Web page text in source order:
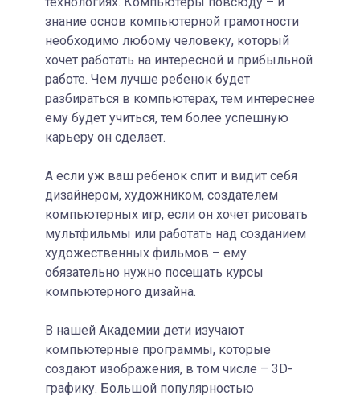
знание основ компьютерной грамотности
необходимо любому человеку, который
хочет работать на интересной и прибыльной
работе. Чем лучше ребенок будет
разбираться в компьютерах, тем интереснее
ему будет учиться, тем более успешную
карьеру он сделает.
А если уж ваш ребенок спит и видит себя
дизайнером, художником, создателем
компьютерных игр, если он хочет рисовать
мультфильмы или работать над созданием
художественных фильмов – ему
обязательно нужно посещать курсы
компьютерного дизайна.
В нашей Академии дети изучают
компьютерные программы, которые
создают изображения, в том числе – 3D-
графику. Большой популярностью